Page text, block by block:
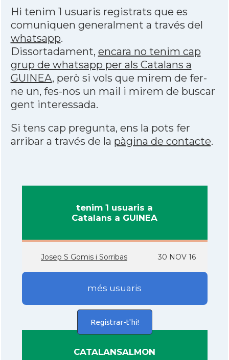
Hi tenim 1 usuaris registrats que es
comuniquen generalment a través del
whatsapp.
Dissortadament, encara no tenim cap
grup de whatsapp per als Catalans a
GUINEA, però si vols que mirem de fer-
ne un, fes-nos un mail i mirem de buscar
gent interessada.
Si tens cap pregunta, ens la pots fer
arribar a través de la pàgina de contacte.
tenim 1 usuaris a
Catalans a GUINEA
Josep S Gomis i Sorribas 30 NOV 16
més usuaris
Registrar-t'hi!
CATALANSALMON